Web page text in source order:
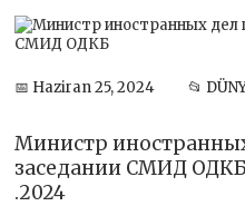
📅 Haziran 25, 2024 📂
Министр
заседании СМИД ОДКБ
.2024